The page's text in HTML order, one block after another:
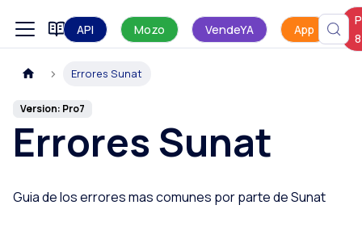
Manual de uso
API Mozo VendeYA App
8
Errores Sunat
Version: Pro7
Errores Sunat
Guia de los errores mas comunes por parte de Sunat